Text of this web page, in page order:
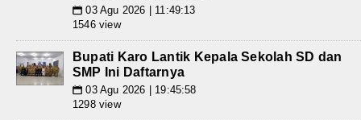
📅 03 Agu 2026 | 11:49:13
1546 view
Bupati Karo Lantik Kepala Sekolah SD dan
SMP Ini Daftarnya
📅 03 Agu 2026 | 19:45:58
1298 view